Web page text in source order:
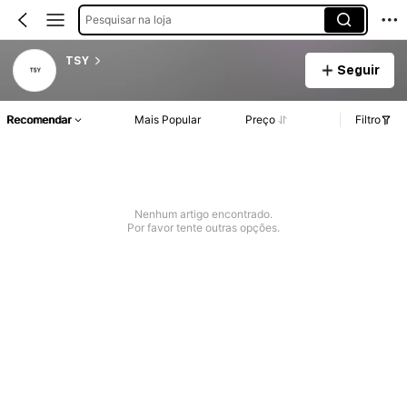
Pesquisar na loja
TSY
Seguir
Recomendar Mais Popular Preço Filtro
Nenhum artigo encontrado.
Por favor tente outras opções.